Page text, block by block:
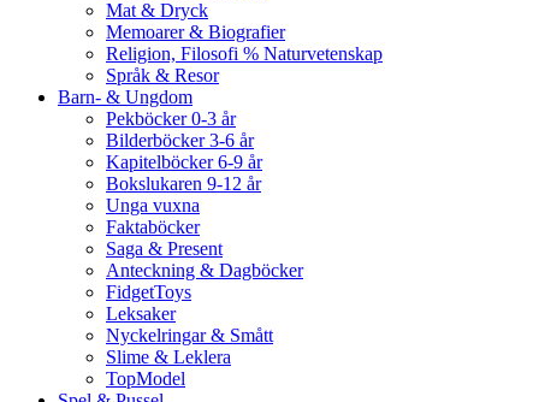
Mat & Dryck
Memoarer & Biografier
Religion, Filosofi % Naturvetenskap
Språk & Resor
Barn- & Ungdom
Pekböcker 0-3 år
Bilderböcker 3-6 år
Kapitelböcker 6-9 år
Bokslukaren 9-12 år
Unga vuxna
Faktaböcker
Saga & Present
Anteckning & Dagböcker
FidgetToys
Leksaker
Nyckelringar & Smått
Slime & Leklera
TopModel